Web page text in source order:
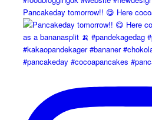
Pancakeday tomorrow!! 😋 Here